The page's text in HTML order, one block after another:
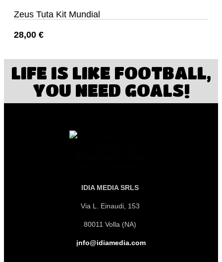
Zeus Tuta Kit Mundial
28,00 €
LIFE IS LIKE FOOTBALL,
YOU NEED GOALS!
IDIA MEDIA SRLS
Via L. Einaudi, 153
80011 Volla (NA)
info@idiamedia.com